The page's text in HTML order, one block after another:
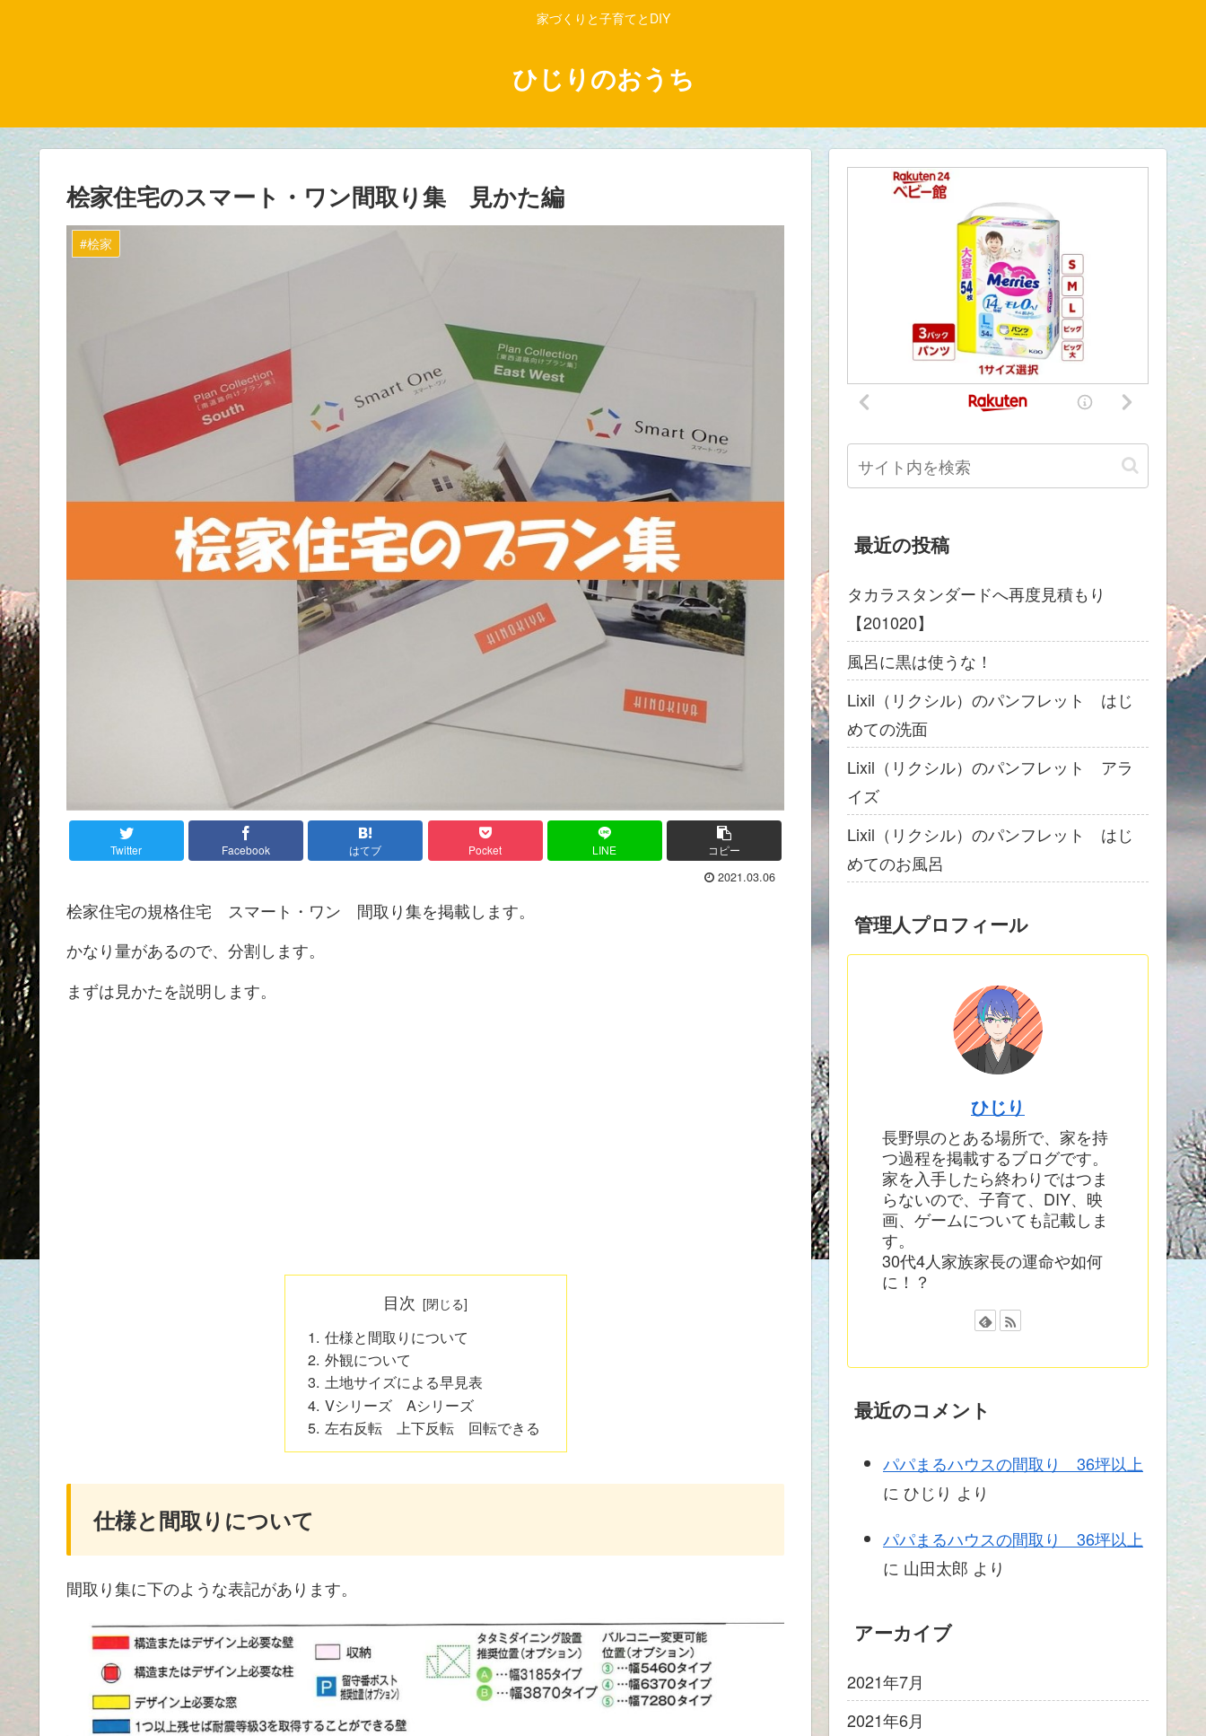
家づくりと子育てとDIY
ひじりのおうち
桧家住宅のスマート・ワン間取り集 見かた編
#桧家
Twitter Facebook はてブ Pocket LINE コピー
2021.03.06
桧家住宅の規格住宅 スマート・ワン 間取り集を掲載します。
かなり量があるので、分割します。
まずは見かたを説明します。
目次
仕様と間取りについて
外観について
土地サイズによる早見表
Vシリーズ Aシリーズ
左右反転 上下反転 回転できる
仕様と間取りについて
間取り集に下のような表記があります。
最近の投稿
タカラスタンダードへ再度見積もり
【201020】
風呂に黒は使うな！
Lixil（リクシル）のパンフレット はじ
めての洗面
Lixil（リクシル）のパンフレット アラ
イズ
Lixil（リクシル）のパンフレット はじ
めてのお風呂
管理人プロフィール
ひじり
長野県のとある場所で、家を持
つ過程を掲載するブログです。
家を入手したら終わりではつま
らないので、子育て、DIY、映
画、ゲームについても記載しま
す。
30代4人家族家長の運命や如何
に！？
最近のコメント
パパまるハウスの間取り 36坪以上
に ひじり より
パパまるハウスの間取り 36坪以上
に 山田太郎 より
アーカイブ
2021年7月
2021年6月